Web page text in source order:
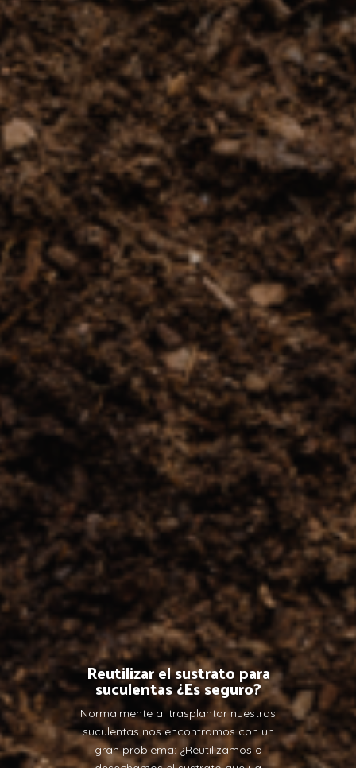
Reutilizar el sustrato para
suculentas ¿Es seguro?
Normalmente al trasplantar nuestras
suculentas nos encontramos con un
gran problema: ¿Reutilizamos o